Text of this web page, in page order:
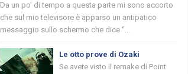
Da un po' di tempo a questa parte mi sono accorto
che sul mio televisore è apparso un antipatico
messaggio sullo schermo che dice "...
Le otto prove di Ozaki
Se avete visto il remake di Point